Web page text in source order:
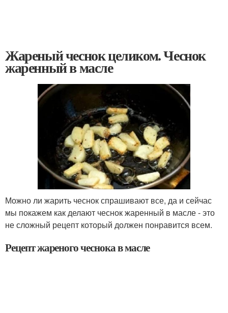
Жареный чеснок целиком. Чеснок
жаренный в масле
Можно ли жарить чеснок спрашивают все, да и сейчас
мы покажем как делают чеснок жаренный в масле - это
не сложный рецепт который должен понравится всем.
Рецепт жареного чеснока в масле